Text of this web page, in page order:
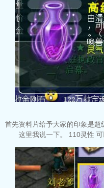
首先资料片给予大家的印象是超
这里我说一下。 110灵性 可